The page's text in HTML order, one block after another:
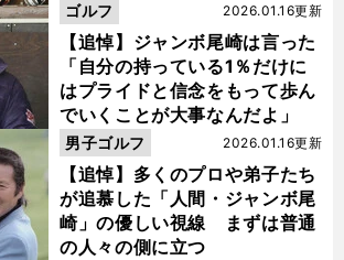
【追悼】ジャンボ尾崎は言った
「自分の持っている1％だけに
はプライドと信念をもって歩ん
でいくことが大事なんだよ」
2026.01.16更新
ゴルフ
【追悼】多くのプロや弟子たち
が追慕した「人間・ジャンボ尾
崎」の優しい視線 まずは普通
の人々の側に立つ
2026.01.16更新
男子ゴルフ